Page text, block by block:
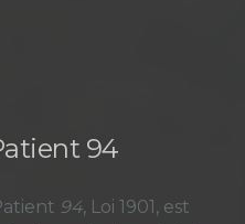
94
94, Loi 1901, est